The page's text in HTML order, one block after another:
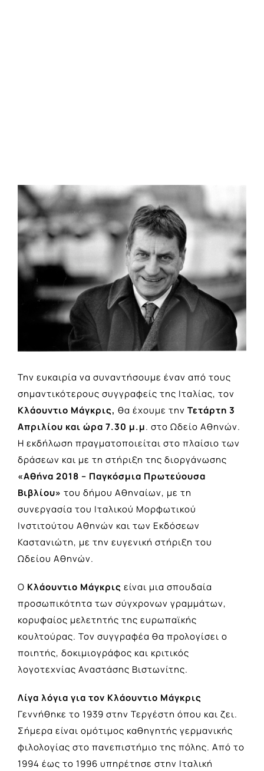
View
Larger
Image
Την ευκαιρία να συναντήσουμε έναν από τους
σημαντικότερους συγγραφείς της Ιταλίας, τον
Κλάουντιο Μάγκρις, θα έχουμε την Τετάρτη 3
Απριλίου και ώρα 7.30 μ.μ. στο Ωδείο Αθηνών.
Η εκδήλωση πραγματοποιείται στο πλαίσιο των
δράσεων και με τη στήριξη της διοργάνωσης
«Αθήνα 2018 – Παγκόσμια Πρωτεύουσα
Βιβλίου» του δήμου Αθηναίων, με τη
συνεργασία του Ιταλικού Μορφωτικού
Ινστιτούτου Αθηνών και των Εκδόσεων
Καστανιώτη, με την ευγενική στήριξη του
Ωδείου Αθηνών.
Ο Κλάουντιο Μάγκρις είναι μια σπουδαία
προσωπικότητα των σύγχρονων γραμμάτων,
κορυφαίος μελετητής της ευρωπαϊκής
κουλτούρας. Τον συγγραφέα θα προλογίσει ο
ποιητής, δοκιμιογράφος και κριτικός
λογοτεχνίας Αναστάσης Βιστωνίτης.
Λίγα λόγια για τον Κλάουντιο Μάγκρις
Γεννήθηκε το 1939 στην Τεργέστη όπου και ζει.
Σήμερα είναι ομότιμος καθηγητής γερμανικής
φιλολογίας στο πανεπιστήμιο της πόλης. Από το
1994 έως το 1996 υπηρέτησε στην Ιταλική